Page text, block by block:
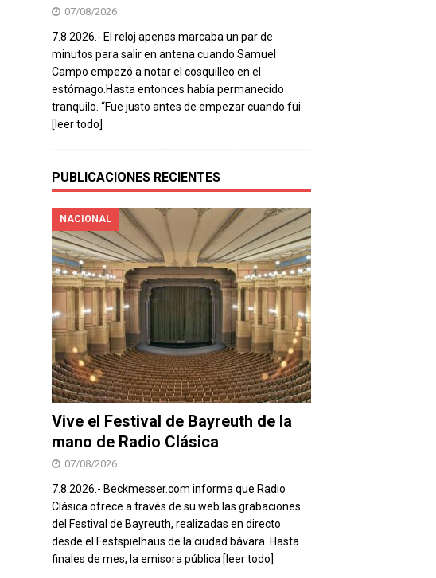
07/08/2026
7.8.2026.- El reloj apenas marcaba un par de
minutos para salir en antena cuando Samuel
Campo empezó a notar el cosquilleo en el
estómago.Hasta entonces había permanecido
tranquilo. “Fue justo antes de empezar cuando fui
[leer todo]
PUBLICACIONES RECIENTES
NACIONAL
Vive el Festival de Bayreuth de la
mano de Radio Clásica
07/08/2026
7.8.2026.- Beckmesser.com informa que Radio
Clásica ofrece a través de su web las grabaciones
del Festival de Bayreuth, realizadas en directo
desde el Festspielhaus de la ciudad bávara. Hasta
finales de mes, la emisora pública [leer todo]